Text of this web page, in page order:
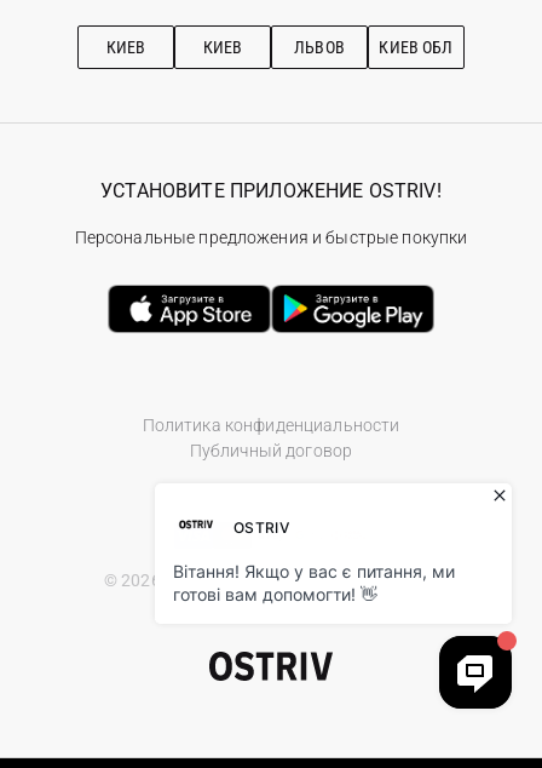
Рекомендации по уходу
КИЕВ КИЕВ ЛЬВОВ КИЕВ ОБЛ
Политика конфиденциальности
Публичный договор
© 2026 Ostriv.ua Store. All Rights Reserved.
УСТАНОВИТЕ ПРИЛОЖЕНИЕ OSTRIV!
Персональные предложения и быстрые покупки